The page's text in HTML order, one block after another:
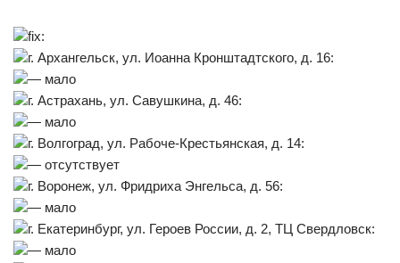
fix:
г. Архангельск, ул. Иоанна Кронштадтского, д. 16:
— мало
г. Астрахань, ул. Савушкина, д. 46:
— мало
г. Волгоград, ул. Рабоче-Крестьянская, д. 14:
— отсутствует
г. Воронеж, ул. Фридриха Энгельса, д. 56:
— мало
г. Екатеринбург, ул. Героев России, д. 2, ТЦ Свердловск:
— мало